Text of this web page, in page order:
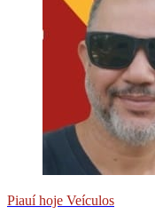
Piauí hoje Veículos